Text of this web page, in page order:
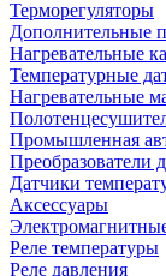
Терморегуляторы
Дополнительные
Нагревательные
Температурные
Нагревательные
Промышленная
Преобразователи
Датчики
Аксессуары
Реле температуры
Реле давления